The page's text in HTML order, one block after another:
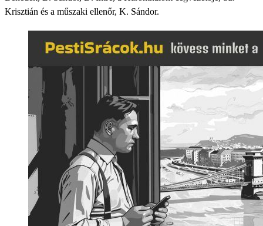
Krisztián és a műszaki ellenőr, K. Sándor.